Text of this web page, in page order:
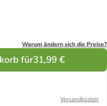
Warum ändern sich die Preise?
für31,99 €
Versandkosten